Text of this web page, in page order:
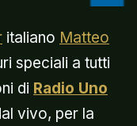
italiano Matteo
speciali a tutti
di Radio Uno
vivo, per la